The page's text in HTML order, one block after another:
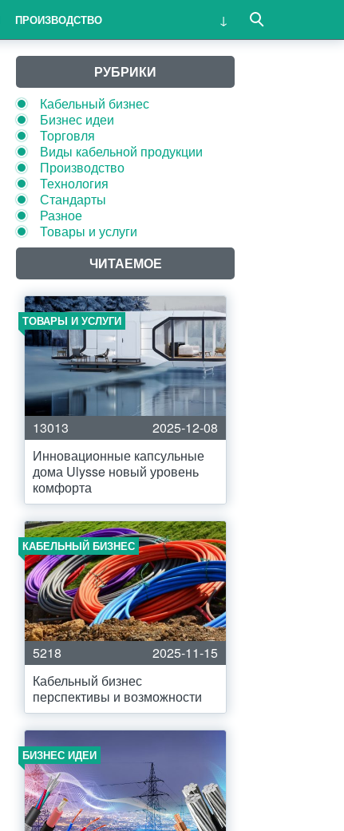
ПРОИЗВОДСТВО
РУБРИКИ
Кабельный бизнес
Бизнес идеи
Торговля
Виды кабельной продукции
Производство
Технология
Стандарты
Разное
Товары и услуги
ЧИТАЕМОЕ
ТОВАРЫ И УСЛУГИ
13013
2025-12-08
Инновационные капсульные
дома Ulysse новый уровень
комфорта
КАБЕЛЬНЫЙ БИЗНЕС
5218
2025-11-15
Кабельный бизнес
перспективы и возможности
БИЗНЕС ИДЕИ